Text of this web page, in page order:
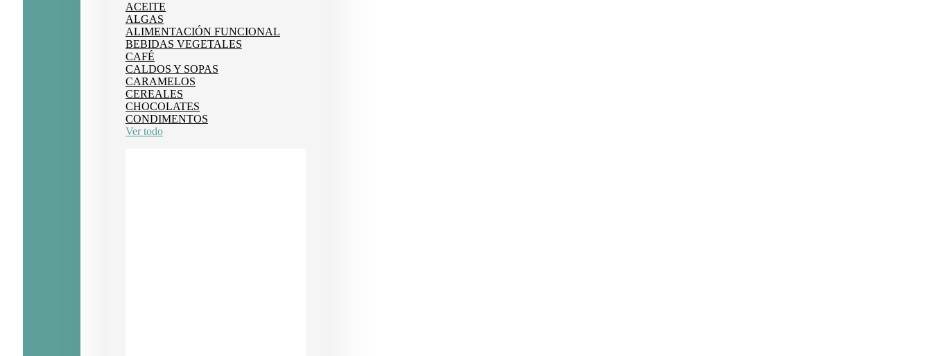
ACEITE
ALGAS
ALIMENTACIÓN FUNCIONAL
BEBIDAS VEGETALES
CAFÉ
CALDOS Y SOPAS
CARAMELOS
CEREALES
CHOCOLATES
CONDIMENTOS
Ver todo